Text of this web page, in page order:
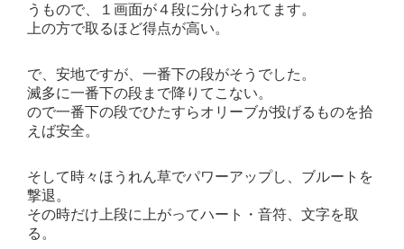
うもので、１画面が４段に分けられてます。
上の方で取るほど得点が高い。
で、安地ですが、一番下の段がそうでした。
滅多に一番下の段まで降りてこない。
ので一番下の段でひたすらオリーブが投げるものを拾
えば安全。
そして時々ほうれん草でパワーアップし、ブルートを
撃退。
その時だけ上段に上がってハート・音符、文字を取
る。